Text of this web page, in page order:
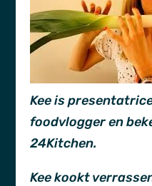
Kee is
foodvlogger en
24Kitchen.
Kee kookt